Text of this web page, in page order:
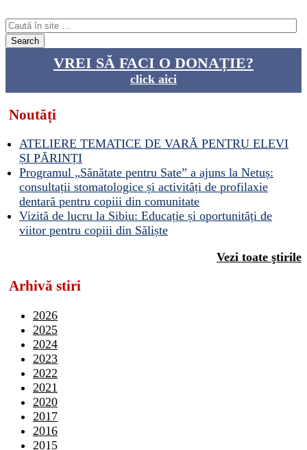
VREI SĂ FACI O DONAȚIE?
click aici
Noutăți
ATELIERE TEMATICE DE VARĂ PENTRU ELEVI
ȘI PĂRINȚI
Programul „Sănătate pentru Sate” a ajuns la Netuș:
consultații stomatologice și activități de profilaxie
dentară pentru copiii din comunitate
Vizită de lucru la Sibiu: Educație și oportunități de
viitor pentru copiii din Săliște
Vezi toate ştirile
Arhivă stiri
2026
2025
2024
2023
2022
2021
2020
2017
2016
2015